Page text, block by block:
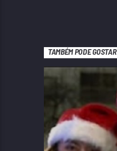
TAMBÉM PODE GOSTAR